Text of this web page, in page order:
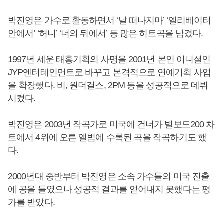
박진영은 가수로 활동하면서 ‘날 떠나지마’ ‘엘리베이터
안에서’ ‘허니’ ‘너의 뒤에서’ 등 많은 히트곡을 남겼다.
1997년 세운 태흥기획의 사명을 2001년 본인 이니셜인
JYP엔터테인먼트로 바꾸고 본격적으로 연예기획 사업
을 확장했다. 비, 원더걸스, 2PM 등을 성공적으로 데뷔
시켰다.
박진영은 2003년 작곡가로 미국에 건너가 빌보드200 차
트에서 4위에 오른 앨범에 수록된 곡을 작곡하기도 했
다.
2000년대 중반부터 박진영은 소속 가수들의 미국 진출
에 공을 들였으나 성공적 결과를 얻어내지 못했다는 평
가를 받았다.